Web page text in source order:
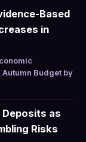
Based
in
Budget by
as
Risks